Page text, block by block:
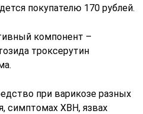
покупателю 170 рублей.
компонент –
троксерутин
при варикозе разных
симптомах ХВН, язвах